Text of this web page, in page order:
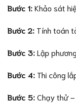
Bước 1: Khảo sát
Bước 2: Tính toán
Bước 3: Lập
Bước 4: Thi công
Bước 5: Chạy thử